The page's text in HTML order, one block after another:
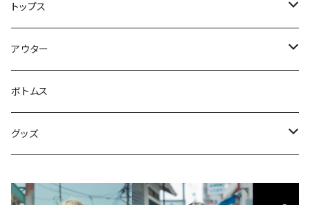
トップス
スウェット・パーカー
Tシャツ
シャツ
アウター
ジャケット・ブルゾン
ボトムス
グッズ